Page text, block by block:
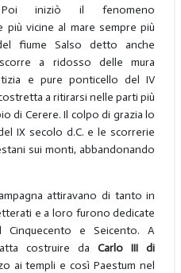
iniziò il fenomeno
più vicine al mare sempre più
fiume Salso detto anche
a ridosso delle mura
e pure ponticello del IV
a ritirarsi nelle parti più
di Cerere. Il colpo di grazia lo
IX secolo d.C. e le scorrerie
sui monti, abbandonando
attiravano di tanto in
e a loro furono dedicate
e Seicento. A
costruire daCarlo III di
ai templi e così Paestum nel